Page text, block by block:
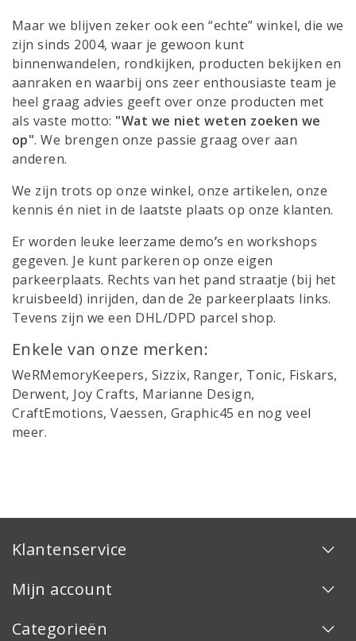
Maar we blijven zeker ook een “echte” winkel, die we
zijn sinds 2004, waar je gewoon kunt
binnenwandelen, rondkijken, producten bekijken en
aanraken en waarbij ons zeer enthousiaste team je
heel graag advies geeft over onze producten met
als vaste motto: "Wat we niet weten zoeken we
op". We brengen onze passie graag over aan
anderen.
We zijn trots op onze winkel, onze artikelen, onze
kennis én niet in de laatste plaats op onze klanten.
Er worden leuke leerzame demo’s en workshops
gegeven. Je kunt parkeren op onze eigen
parkeerplaats. Rechts van het pand straatje (bij het
kruisbeeld) inrijden, dan de 2e parkeerplaats links.
Tevens zijn we een DHL/DPD parcel shop.
Enkele van onze merken:
WeRMemoryKeepers, Sizzix, Ranger, Tonic, Fiskars,
Derwent, Joy Crafts, Marianne Design,
CraftEmotions, Vaessen, Graphic45 en nog veel
meer.
Klantenservice
Mijn account
Categorieën